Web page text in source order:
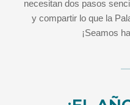
necesitan dos pasos
y compartir lo que la
¡Seamos